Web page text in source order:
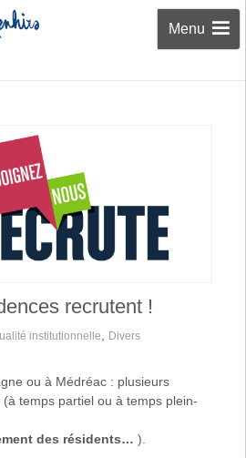
Menu
recrutent !
institutionnelle Divers
ou à Médréac : plusieurs
temps partiel ou à temps plein-
des résidents… ).